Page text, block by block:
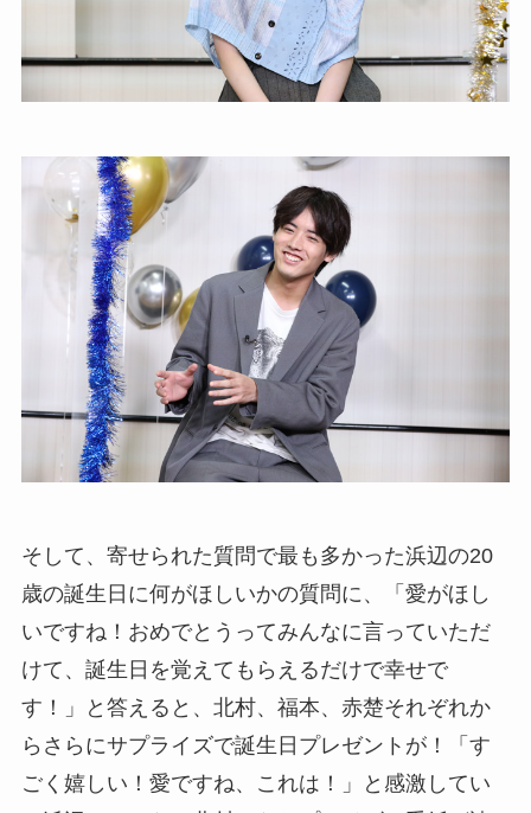
そして、寄せられた質問で最も多かった浜辺の20
歳の誕生日に何がほしいかの質問に、「愛がほし
いですね！おめでとうってみんなに言っていただ
けて、誕生日を覚えてもらえるだけで幸せで
す！」と答えると、北村、福本、赤楚それぞれか
らさらにサプライズで誕生日プレゼントが！「す
ごく嬉しい！愛ですね、これは！」と感激してい